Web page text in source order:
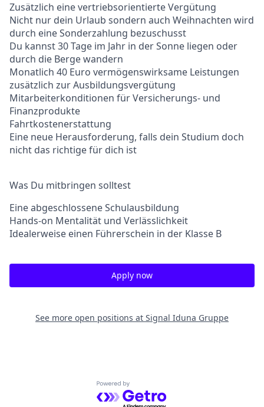
Zusätzlich eine vertriebsorientierte Vergütung
Nicht nur dein Urlaub sondern auch Weihnachten wird
durch eine Sonderzahlung bezuschusst
Du kannst 30 Tage im Jahr in der Sonne liegen oder
durch die Berge wandern
Monatlich 40 Euro vermögenswirksame Leistungen
zusätzlich zur Ausbildungsvergütung
Mitarbeiterkonditionen für Versicherungs- und
Finanzprodukte
Fahrtkostenerstattung
Eine neue Herausforderung, falls dein Studium doch
nicht das richtige für dich ist
Was Du mitbringen solltest
Eine abgeschlossene Schulausbildung
Hands-on Mentalität und Verlässlichkeit
Idealerweise einen Führerschein in der Klasse B
Apply now
See more open positions at Signal Iduna Gruppe
Powered by Getro.com